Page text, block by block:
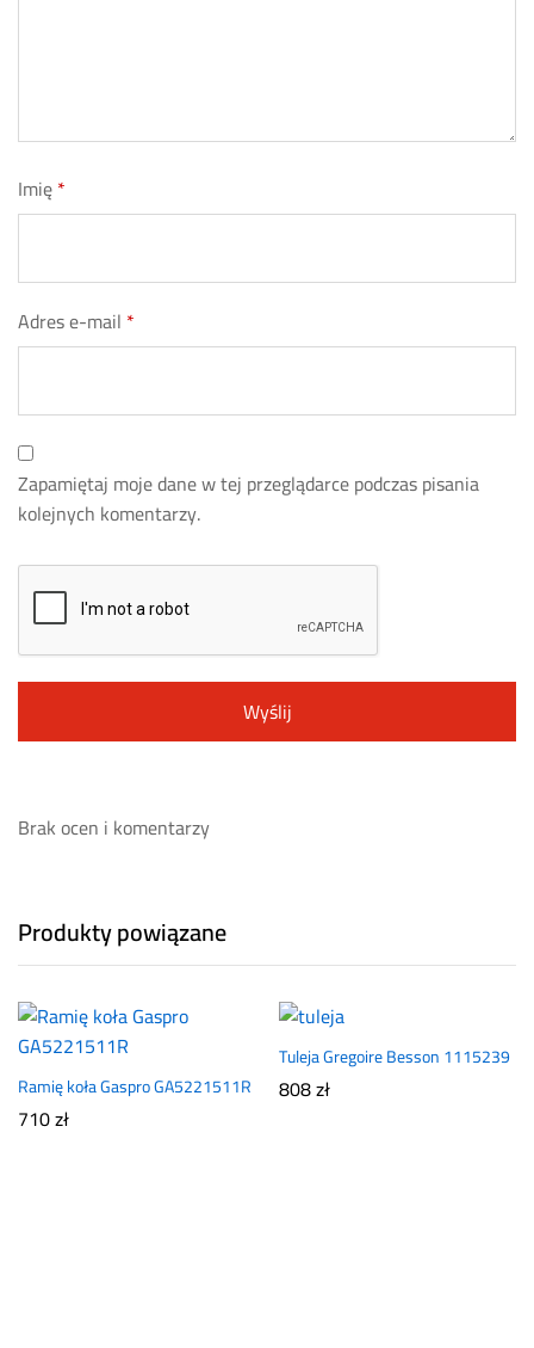
Imię*
Adres e-mail *
Zapamiętaj moje dane w tej przeglądarce podczas pisania
kolejnych komentarzy.
Brak ocen i komentarzy
Produkty powiązane
Ramię koła Gaspro GA5221511R
710zł
Tuleja Gregoire Besson 1115239
808zł